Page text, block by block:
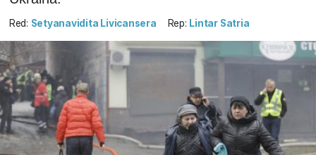
Red: Setyanavidita Livicansera Rep: Lintar Satria